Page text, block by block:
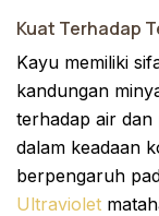
Kuat Terhadap
Kayu memiliki
kandungan
terhadap air dan
dalam keadaan
berpengaruh
Ultraviolet